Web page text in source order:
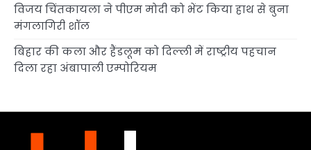
विजय चिंतकायला ने पीएम मोदी को भेंट किया हाथ से बुना
मंगलागिरी शॉल
बिहार की कला और हैंडलूम को दिल्ली में राष्ट्रीय पहचान
दिला रहा अंबापाली एम्पोरियम